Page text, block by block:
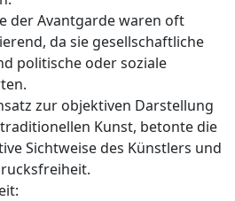
der Avantgarde waren oft
da sie gesellschaftliche
politische oder soziale
zur objektiven Darstellung
Kunst, betonte die
Sichtweise des Künstlers und